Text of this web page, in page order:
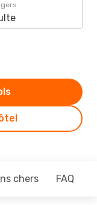
chers FAQ